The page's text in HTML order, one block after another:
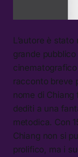
L’autore è
grande
racconto breve
nome di
dediti a una
metodica. Con
Chiang non si
prolifico, ma i